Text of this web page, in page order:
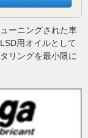
ーニングされた車
用オイルとして
リングを最小限に